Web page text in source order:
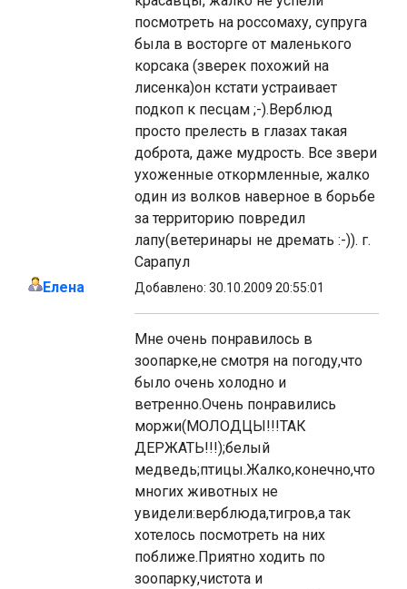
посмотреть на россомаху, супруга
была в восторге от маленького
корсака (зверек похожий на
лисенка)он кстати устраивает
подкоп к песцам ;-).Верблюд
просто прелесть в глазах такая
доброта, даже мудрость. Все звери
ухоженные откормленные, жалко
один из волков наверное в борьбе
за территорию повредил
лапу(ветеринары не дремать :-)). г.
Сарапул
Елена
Добавлено: 30.10.2009 20:55:01
Мне очень понравилось в
зоопарке,не смотря на погоду,что
было очень холодно и
ветренно.Очень понравились
моржи(МОЛОДЦЫ!!!ТАК
ДЕРЖАТЬ!!!);белый
медведь;птицы.Жалко,конечно,что
многих животных не
увидели:верблюда,тигров,а так
хотелось посмотреть на них
поближе.Приятно ходить по
зоопарку,чистота и